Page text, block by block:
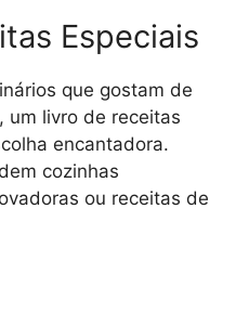
Especiais
que gostam de
um livro de receitas
encantadora.
cozinhas
ou receitas de